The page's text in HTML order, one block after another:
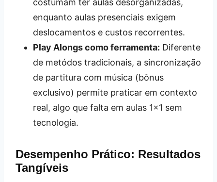
enquanto aulas presenciais exigem
deslocamentos e custos recorrentes.
Play Alongs como ferramenta: Diferente
de metódos tradicionais, a sincronização
de partitura com música (bônus
exclusivo) permite praticar em contexto
real, algo que falta em aulas 1×1 sem
tecnologia.
Desempenho Prático: Resultados
Tangíveis